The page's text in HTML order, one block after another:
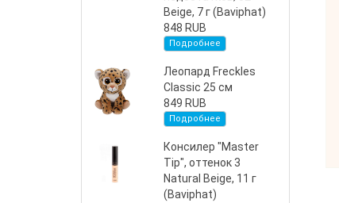
Beige, 7 г (Baviphat)
848 RUB
Подробнее
Леопард Freckles
Classic 25 см
849 RUB
Подробнее
Консилер "Master
Tip", оттенок 3
Natural Beige, 11 г
(Baviphat)